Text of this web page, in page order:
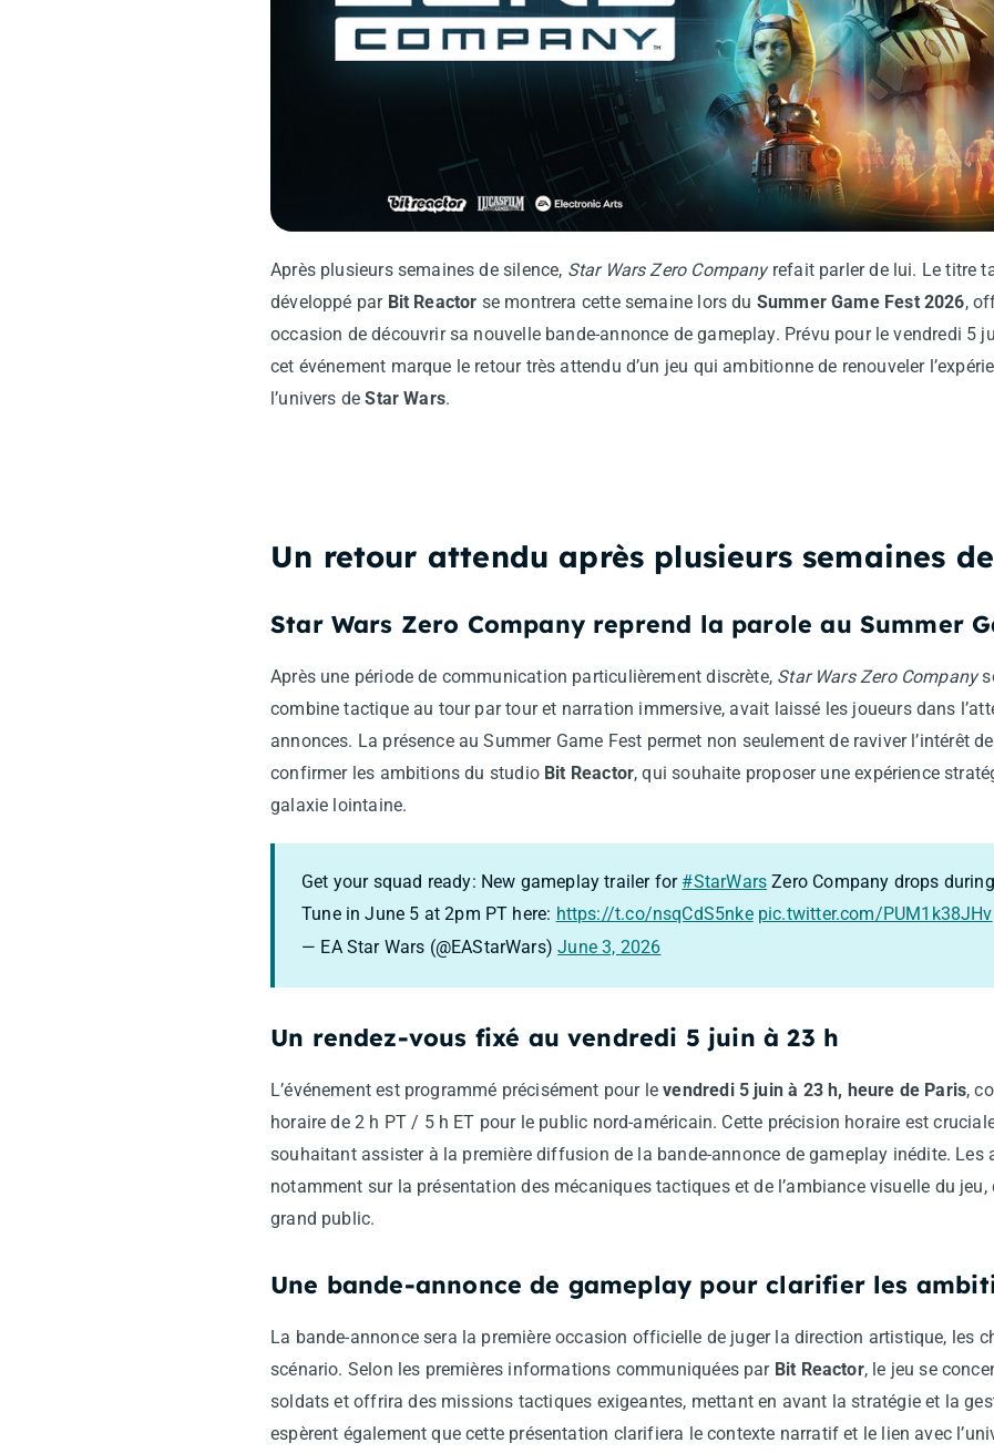
Après plusieurs semaines de silence, Star Wars Zero Companyrefait parler de lui. Le titre
développé par Bit Reactor se montrera cette semaine lors du Summer Game Fest 2026,
occasion de découvrir sa nouvelle bande-annonce de gameplay. Prévu pour le vendredi 5
cet événement marque le retour très attendu d’un jeu qui ambitionne de renouveler
l’univers deStar Wars.
Un retour attendu après plusieurs semaines
Star Wars Zero Company reprend la parole au Summer
Après une période de communication particulièrement discrète, Star Wars Zero Company
combine tactique au tour par tour et narration immersive, avait laissé les joueurs dans
annonces. La présence au Summer Game Fest permet non seulement de raviver l’intérêt
confirmer les ambitions du studio Bit Reactor, qui souhaite proposer une expérience
galaxie lointaine.
Get your squad ready: New gameplay trailer for #StarWars Zero Company drops during
Tune in June 5 at 2pm PT here: https://t.co/nsqCdS5nke pic.twitter.com/PUM1k38JHv
— EA Star Wars (@EAStarWars)June 3, 2026
Un rendez-vous fixé au vendredi 5 juin à 23 h
L’événement est programmé précisément pour levendredi 5 juin à 23 h, heure de Paris,
horaire de 2 h PT / 5 h ET pour le public nord-américain. Cette précision horaire est
souhaitant assister à la première diffusion de la bande-annonce de gameplay inédite. Les
notamment sur la présentation des mécaniques tactiques et de l’ambiance visuelle du
grand public.
Une bande-annonce de gameplay pour clarifier les
La bande-annonce sera la première occasion officielle de juger la direction artistique, les
scénario. Selon les premières informations communiquées par Bit Reactor, le jeu se
soldats et offrira des missions tactiques exigeantes, mettant en avant la stratégie et la
espèrent également que cette présentation clarifiera le contexte narratif et le lien avec